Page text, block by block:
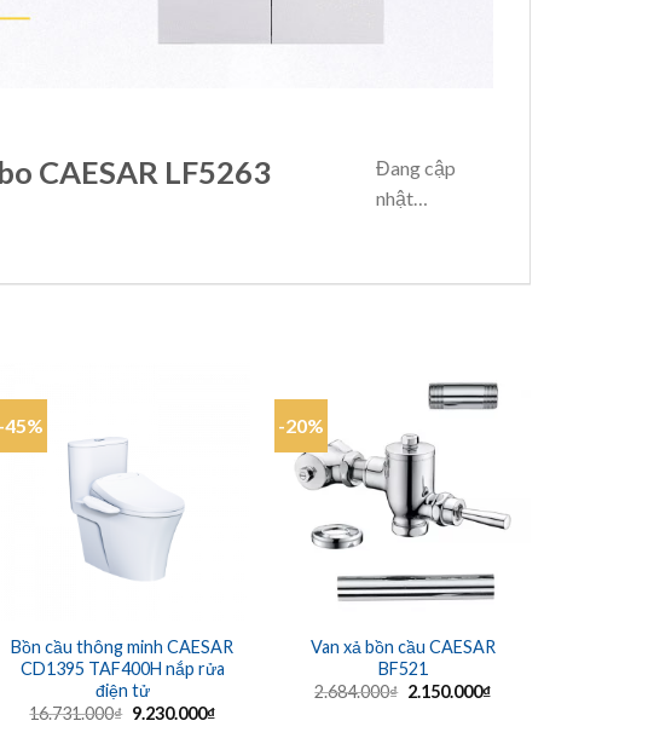
CAESAR LF5263
Đang cập
nhật…
-45%
Bồn cầu thông minh CAESAR
CD1395 TAF400H nắp rửa
điện tử
16.731.000₫ Giá
9.230.000₫Giá
-20%
Van xả bồn cầu CAESAR
BF521
2.684.000₫ Giá
2.150.000₫Giá